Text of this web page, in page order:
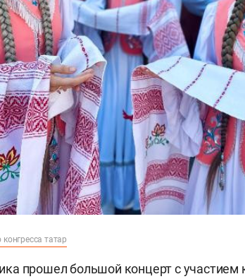
татар
прошел большой концерт с участием